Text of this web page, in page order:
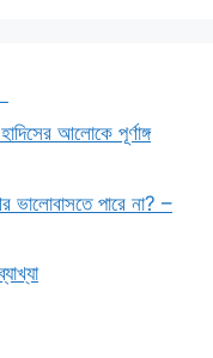
আলোকে পূর্ণাঙ্গ
পারে না? –